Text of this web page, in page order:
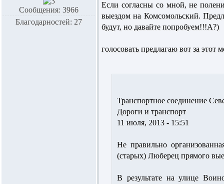
Сообщения: 3966
Благодарностей: 27
Если согласны со мной, не
выездом на Комсомольский.
будут, но давайте попробуем!!!А?)
голосовать предлагаю вот за этот
Транспортное соединение
Дороги и транспорт
11 июля, 2013 - 15:51
Не правильно
(старых) Люберец прямого
В результате на улице